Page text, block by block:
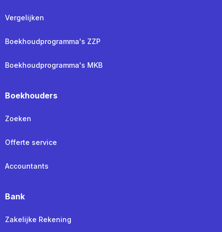
Vergelijken
Boekhoudprogramma's ZZP
Boekhoudprogramma's MKB
Boekhouders
Zoeken
Offerte service
Accountants
Bank
Zakelijke Rekening